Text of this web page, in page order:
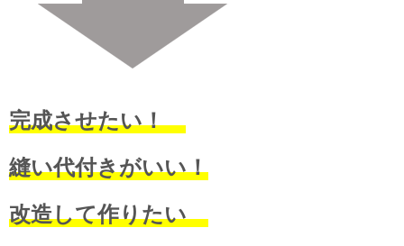
完成させたい！
縫い代付きがいい！
改造して作りたい